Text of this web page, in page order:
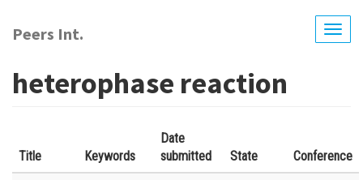
до
основного
Peers Int.
heterophase reaction
Title Keywords
Date
submitted
State Conference